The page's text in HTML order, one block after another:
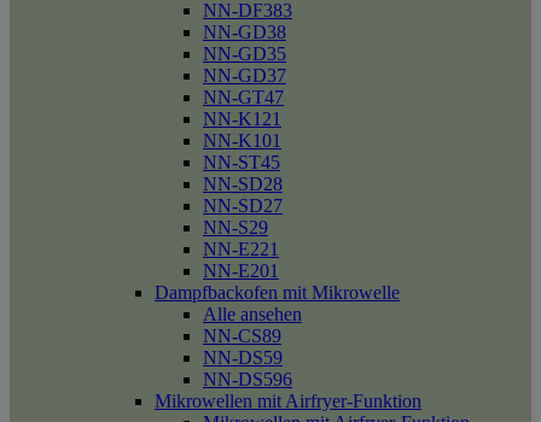
NN-DF383
NN-GD38
NN-GD35
NN-GD37
NN-GT47
NN-K121
NN-K101
NN-ST45
NN-SD28
NN-SD27
NN-S29
NN-E221
NN-E201
Dampfbackofen mit Mikrowelle
Alle ansehen
NN-CS89
NN-DS59
NN-DS596
Mikrowellen mit Airfryer-Funktion